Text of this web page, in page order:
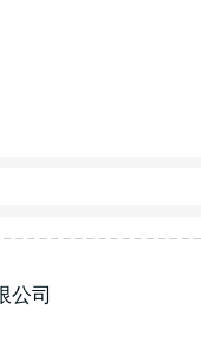
公司